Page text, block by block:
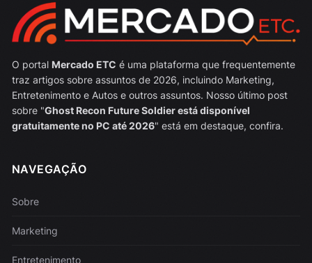
O portal Mercado ETC é uma plataforma que frequentemente
traz artigos sobre assuntos de 2026, incluindo Marketing,
Entretenimento e Autos e outros assuntos. Nosso último post
sobre "Ghost Recon Future Soldier está disponível
gratuitamente no PC até 2026" está em destaque, confira.
NAVEGAÇÃO
Sobre
Marketing
Entretenimento